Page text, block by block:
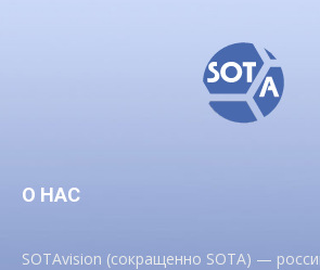
О НАС
SOTAvision (сокращенно SOTA) —